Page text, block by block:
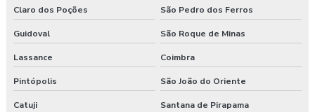
Claro dos Poções São Pedro dos Ferros
Guidoval São Roque de Minas
Lassance Coimbra
Pintópolis São João do Oriente
Catuji Santana de Pirapama